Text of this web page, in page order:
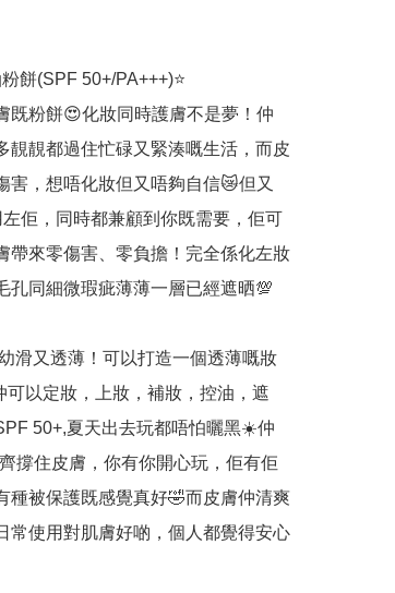
餅(SPF 50+/PA+++)⭐
既粉餅😍化妝同時護膚不是夢！仲
靚靚都過住忙碌又緊湊嘅生活，而皮
害，想唔化妝但又唔夠自信😿但又
左佢，同時都兼顧到你既需要，佢可
帶來零傷害、零負擔！完全係化左妝
同細微瑕疵薄薄一層已經遮晒💯
滑又透薄！可以打造一個透薄嘅妝
可以定妝，上妝，補妝，控油，遮
50+,夏天出去玩都唔怕曬黑☀️仲
撐住皮膚，你有你開心玩，佢有佢
種被保護既感覺真好🤣而皮膚仲清爽
常使用對肌膚好啲，個人都覺得安心